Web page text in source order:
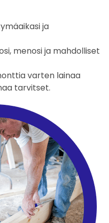
ja
menosi ja mahdolliset
varten lainaa
tarvitset.